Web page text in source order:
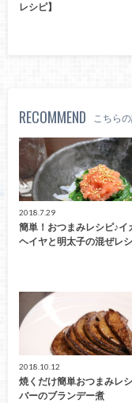
レシピ】
RECOMMEND こちら
2018.7.29
簡単！おつまみレシピ♪イ
ヘイヤと明太子の混ぜレ
2018.10.12
焼くだけ簡単おつまみレ
バーのブランデー煮